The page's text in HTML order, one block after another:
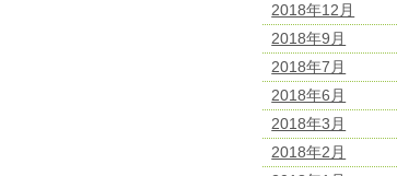
2018年12月
2018年9月
2018年7月
2018年6月
2018年3月
2018年2月